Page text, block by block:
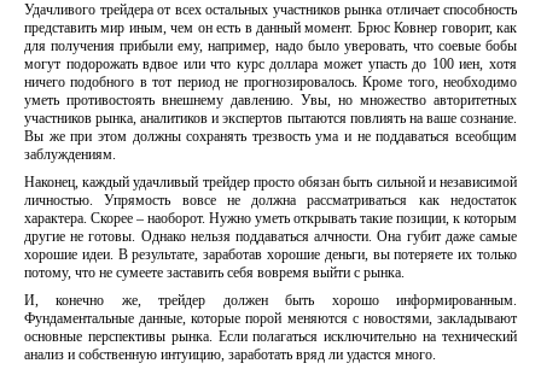
Удачливого трейдера от всех остальных участников рынка отличает способность
представить мир иным, чем он есть в данный момент. Брюс Ковнер говорит, как
для получения прибыли ему, например, надо было уверовать, что соевые бобы
могут подорожать вдвое или что курс доллара может упасть до 100 иен, хотя
ничего подобного в тот период не прогнозировалось. Кроме того, необходимо
уметь противостоять внешнему давлению. Увы, но множество авторитетных
участников рынка, аналитиков и экспертов пытаются повлиять на ваше сознание.
Вы же при этом должны сохранять трезвость ума и не поддаваться всеобщим
заблуждениям.
Наконец, каждый удачливый трейдер просто обязан быть сильной и независимой
личностью. Упрямость вовсе не должна рассматриваться как недостаток
характера. Скорее – наоборот. Нужно уметь открывать такие позиции, к которым
другие не готовы. Однако нельзя поддаваться алчности. Она губит даже самые
хорошие идеи. В результате, заработав хорошие деньги, вы потеряете их только
потому, что не сумеете заставить себя вовремя выйти с рынка.
И, конечно же, трейдер должен быть хорошо информированным.
Фундаментальные данные, которые порой меняются с новостями, закладывают
основные перспективы рынка. Если полагаться исключительно на технический
анализ и собственную интуицию, заработать вряд ли удастся много.